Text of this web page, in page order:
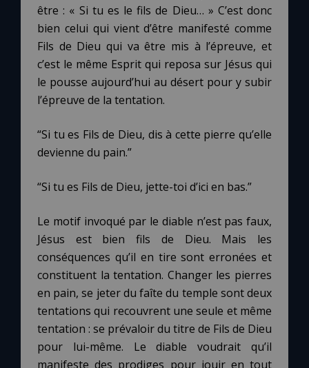
être : « Si tu es le fils de Dieu… » C’est donc
bien celui qui vient d’être manifesté comme
Fils de Dieu qui va être mis à l’épreuve, et
c’est le même Esprit qui reposa sur Jésus qui
le pousse aujourd’hui au désert pour y subir
l’épreuve de la tentation.
“Si tu es Fils de Dieu, dis à cette pierre qu’elle
devienne du pain.”
“Si tu es Fils de Dieu, jette-toi d’ici en bas.”
Le motif invoqué par le diable n’est pas faux,
Jésus est bien fils de Dieu. Mais les
conséquences qu’il en tire sont erronées et
constituent la tentation. Changer les pierres
en pain, se jeter du faîte du temple sont deux
tentations qui recouvrent une seule et même
tentation : se prévaloir du titre de Fils de Dieu
pour lui-même. Le diable voudrait qu’il
manifeste des prodiges pour jouir en tout